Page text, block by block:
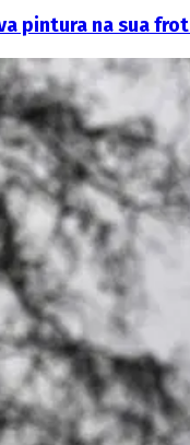
pintura na sua